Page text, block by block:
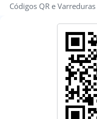
Códigos QR e